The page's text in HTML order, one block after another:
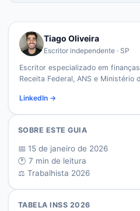
Tiago Oliveira
Escritor independente · SP
Escritor especializado em
Receita Federal, ANS e Ministério
LinkedIn →
SOBRE ESTE GUIA
📅 15 de janeiro de 2026
🕐 7 min de leitura
⚖️ Trabalhista 2026
TABELA INSS 2026